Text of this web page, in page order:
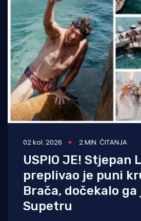
02 kol. 2026 2 MIN. ČITANJA
USPIO JE! Stjepan
preplivao je puni
Brača, dočekalo
Supetru